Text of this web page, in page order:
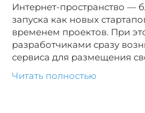
Интернет-пространство —
запуска как новых
временем проектов. При
разработчиками сразу
сервиса для размещения
Читать полностью